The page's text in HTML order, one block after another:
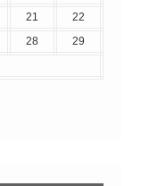
21
22
28
29